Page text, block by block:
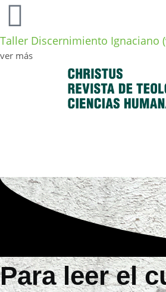
Taller Discernimiento Ignaciano
ver más
Para leer el